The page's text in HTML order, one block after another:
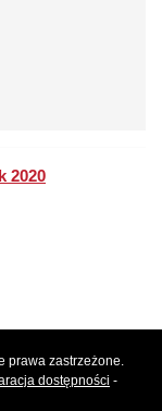
2020
prawa zastrzeżone.
dostępności -